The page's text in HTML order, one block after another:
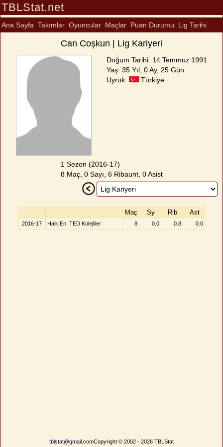
TBLStat.net
Ana Sayfa Takımlar Oyuncular Maçlar Puan Durumu Lig Tarihi
Can Coşkun | Lig Kariyeri
Doğum Tarihi: 14 Temmuz 1991
Yaş: 35 Yıl, 0 Ay, 25 Gün
Uyruk:
Türkiye
1 Sezon (2016-17)
8 Maç, 0 Sayı, 6 Ribaunt, 0 Asist
Maç Sy Rib Ast
2016-17 Halk En. TED Kolejliler 8 0.0 0.8 0.0
tblstat@gmail.comCopyright © 2002 - 2026 TBLStat